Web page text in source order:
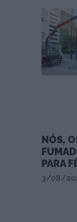
NÓS,
PARA
3/08/